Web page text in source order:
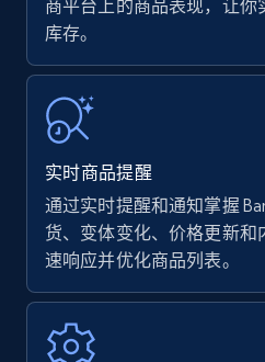
Amazon Reviews
URL, Product name,
rating object, Product rating
Author name, Asin, and more.
7.4K+
Walmart - products
URL, Final price, Sku,
Specifications, Image urls,
商平台上的商品表现，让你
库存。
实时商品提醒
通过实时提醒和通知掌握
货、变体变化、价格更新和
速响应并优化商品列表。